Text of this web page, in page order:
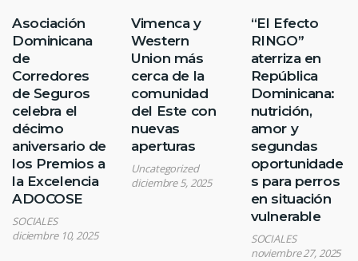
Asociación
Dominicana
de
Corredores
de Seguros
celebra el
décimo
aniversario de
los Premios a
la Excelencia
ADOCOSE
SOCIALES
diciembre 10, 2025
Vimenca y
Western
Union más
cerca de la
comunidad
del Este con
nuevas
aperturas
Uncategorized
diciembre 5, 2025
“El Efecto
RINGO”
aterriza en
República
Dominicana:
nutrición,
amor y
segundas
oportunidade
s para perros
en situación
vulnerable
SOCIALES
noviembre 27, 2025